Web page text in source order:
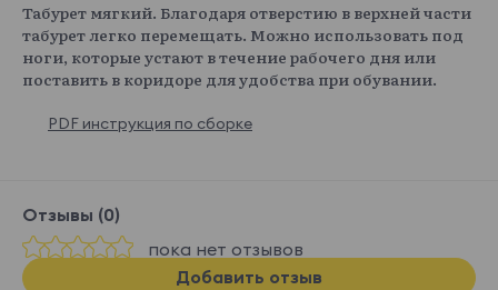
Табурет мягкий. Благодаря отверстию в верхней части
табурет легко перемещать. Можно использовать под
ноги, которые устают в течение рабочего дня или
поставить в коридоре для удобства при обувании.
PDF инструкция по сборке
Отзывы (0)
пока нет отзывов
Добавить отзыв